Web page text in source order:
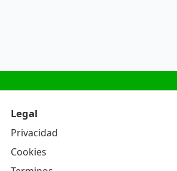
Legal
Privacidad
Cookies